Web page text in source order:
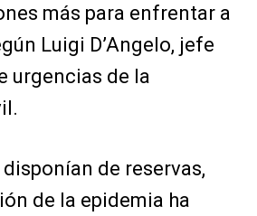
más para enfrentar a
Luigi D’Angelo, jefe
urgencias de la
de reservas,
de la epidemia ha